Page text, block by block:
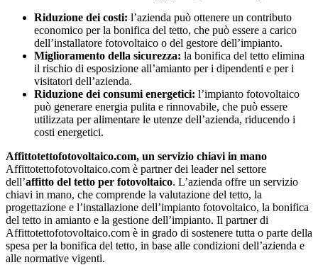
Riduzione dei costi: l’azienda può ottenere un contributo
economico per la bonifica del tetto, che può essere a carico
dell’installatore fotovoltaico o del gestore dell’impianto.
Miglioramento della sicurezza: la bonifica del tetto elimina
il rischio di esposizione all’amianto per i dipendenti e per i
visitatori dell’azienda.
Riduzione dei consumi energetici: l’impianto fotovoltaico
può generare energia pulita e rinnovabile, che può essere
utilizzata per alimentare le utenze dell’azienda, riducendo i
costi energetici.
Affittotettofotovoltaico.com, un servizio chiavi in mano
Affittotettofotovoltaico.com è partner dei leader nel settore
dell’affitto del tetto per fotovoltaico. L’azienda offre un servizio
chiavi in mano, che comprende la valutazione del tetto, la
progettazione e l’installazione dell’impianto fotovoltaico, la bonifica
del tetto in amianto e la gestione dell’impianto. Il partner di
Affittotettofotovoltaico.com è in grado di sostenere tutta o parte della
spesa per la bonifica del tetto, in base alle condizioni dell’azienda e
alle normative vigenti.